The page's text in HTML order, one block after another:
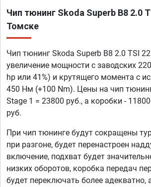
Чип тюнинг Skoda Superb B8 2.0
Томске
Чип тюнинг Skoda Superb B8 2.0 TSI
увеличение мощности с заводских
hp или 41%) и крутящего момента с
450 Нм (+100 Nm). Цены на чип
Stage 1 = 23800 руб., а коробки -
руб.
При чип тюнинге будут сокращены
при разгоне, будет перенастроен
включение, подхват будет
низких оборотов, коробка передач
будет переключать более адекватно,